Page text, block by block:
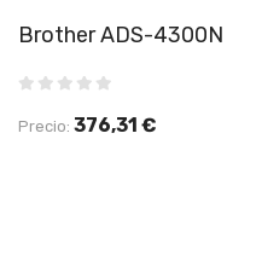
Brother ADS-4300N
Precio: 376,31 €